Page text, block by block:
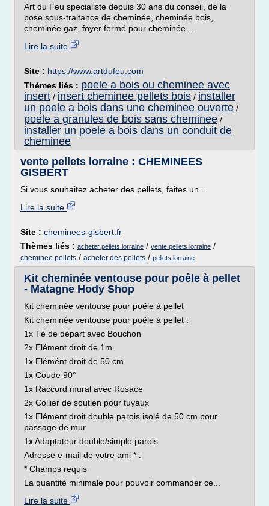
Art du Feu specialiste depuis 30 ans du conseil, de la
pose sous-traitance de cheminée, cheminée bois,
cheminée gaz, foyer fermé pour cheminée,...
Lire la suite
Site : https://www.artdufeu.com
Thèmes liés : poele a bois ou cheminee avec
insert / insert cheminee pellets bois / installer
un poele a bois dans une cheminee ouverte /
poele a granules de bois sans cheminee /
installer un poele a bois dans un conduit de
cheminee
vente pellets lorraine : CHEMINEES
GISBERT
Si vous souhaitez acheter des pellets, faites un...
Lire la suite
Site : cheminees-gisbert.fr
Thèmes liés : acheter pellets lorraine / vente pellets lorraine /
cheminee pellets / acheter des pellets / pellets lorraine
Kit cheminée ventouse pour poêle à pellet
- Matagne Hody Shop
Kit cheminée ventouse pour poêle à pellet
Kit cheminée ventouse pour poêle à pellet :
1x Té de départ avec Bouchon
2x Elément droit de 1m
1x Elémént droit de 50 cm
1x Coude 90°
1x Raccord mural avec Rosace
2x Collier de soutien pour tuyaux
1x Elément droit double parois isolé de 50 cm pour
passage de mur
1x Adaptateur double/simple parois
Adresse e-mail de votre ami * :
* Champs requis
La quantité minimale pour pouvoir commander ce...
Lire la suite